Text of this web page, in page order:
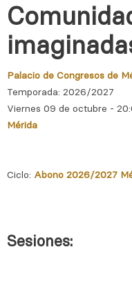
Palacio de Congresos de
Temporada: 2026/2027
Viernes 09 de octubre -
Mérida
Ciclo: Abono 2026/2027
Sesiones: